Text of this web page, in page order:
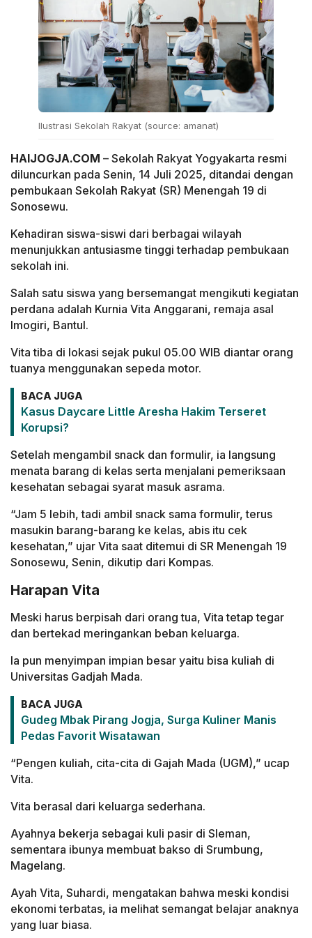
Ilustrasi Sekolah Rakyat (source: amanat)
HAIJOGJA.COM – Sekolah Rakyat Yogyakarta resmi
diluncurkan pada Senin, 14 Juli 2025, ditandai dengan
pembukaan Sekolah Rakyat (SR) Menengah 19 di
Sonosewu.
Kehadiran siswa-siswi dari berbagai wilayah
menunjukkan antusiasme tinggi terhadap pembukaan
sekolah ini.
Salah satu siswa yang bersemangat mengikuti kegiatan
perdana adalah Kurnia Vita Anggarani, remaja asal
Imogiri, Bantul.
Vita tiba di lokasi sejak pukul 05.00 WIB diantar orang
tuanya menggunakan sepeda motor.
BACA JUGA
Kasus Daycare Little Aresha Hakim Terseret
Korupsi?
Setelah mengambil snack dan formulir, ia langsung
menata barang di kelas serta menjalani pemeriksaan
kesehatan sebagai syarat masuk asrama.
“Jam 5 lebih, tadi ambil snack sama formulir, terus
masukin barang-barang ke kelas, abis itu cek
kesehatan,” ujar Vita saat ditemui di SR Menengah 19
Sonosewu, Senin, dikutip dari Kompas.
Harapan Vita
Meski harus berpisah dari orang tua, Vita tetap tegar
dan bertekad meringankan beban keluarga.
Ia pun menyimpan impian besar yaitu bisa kuliah di
Universitas Gadjah Mada.
BACA JUGA
Gudeg Mbak Pirang Jogja, Surga Kuliner Manis
Pedas Favorit Wisatawan
“Pengen kuliah, cita-cita di Gajah Mada (UGM),” ucap
Vita.
Vita berasal dari keluarga sederhana.
Ayahnya bekerja sebagai kuli pasir di Sleman,
sementara ibunya membuat bakso di Srumbung,
Magelang.
Ayah Vita, Suhardi, mengatakan bahwa meski kondisi
ekonomi terbatas, ia melihat semangat belajar anaknya
yang luar biasa.